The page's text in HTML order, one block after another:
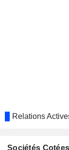
Relations
Sociétés